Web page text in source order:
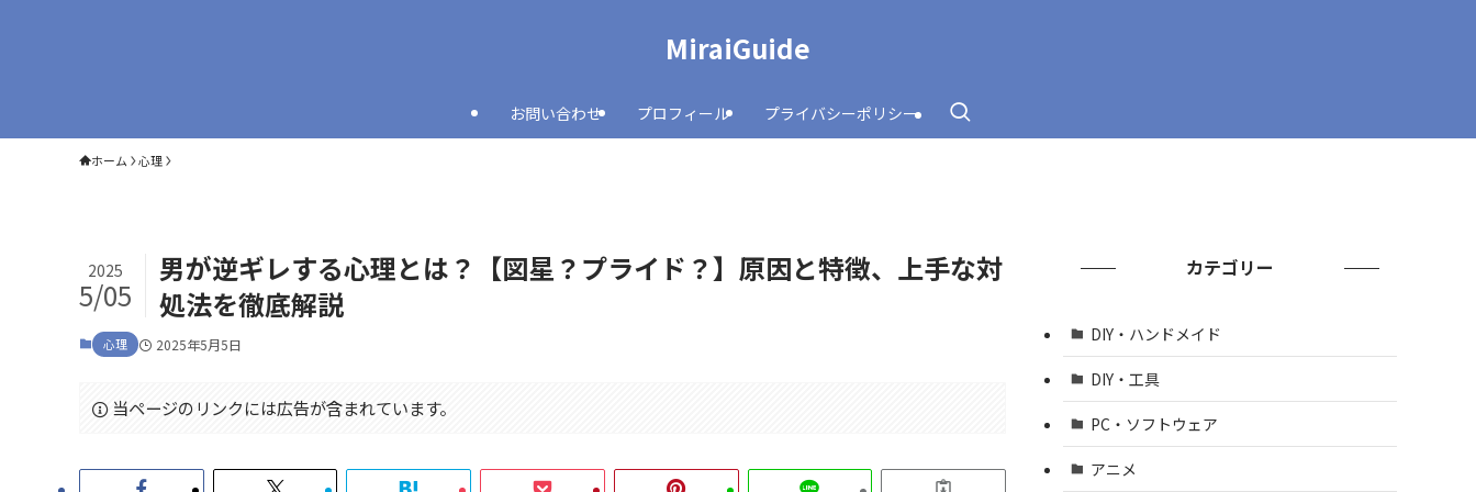
MiraiGuide
お問い合わせ プロフィール プライバシーポリシー
ホーム 心理
男が逆ギレする心理とは？【図星？プライド？】原因と特徴、上手な対
処法を徹底解説
2025
5/05
心理 2025年5月5日
当ページのリンクには広告が含まれています。
カテゴリー
DIY・ハンドメイド
DIY・工具
PC・ソフトウェア
アニメ